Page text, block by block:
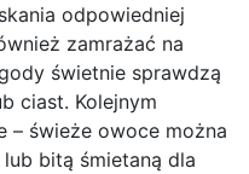
odpowiedniej
zamrażać na
świetnie sprawdzą
ciast. Kolejnym
– świeże owoce można
bitą śmietaną dla